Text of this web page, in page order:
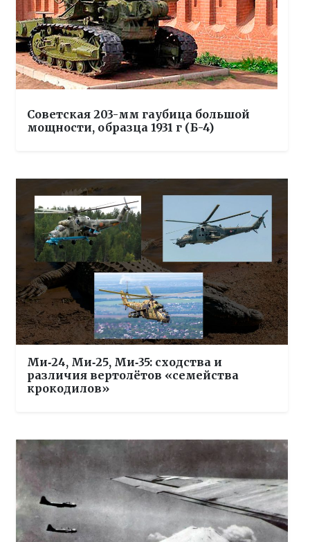
Советская 203-мм гаубица большой
мощности, образца 1931 г (Б-4)
Ми‑24, Ми‑25, Ми‑35: сходства и
различия вертолётов «семейства
крокодилов»